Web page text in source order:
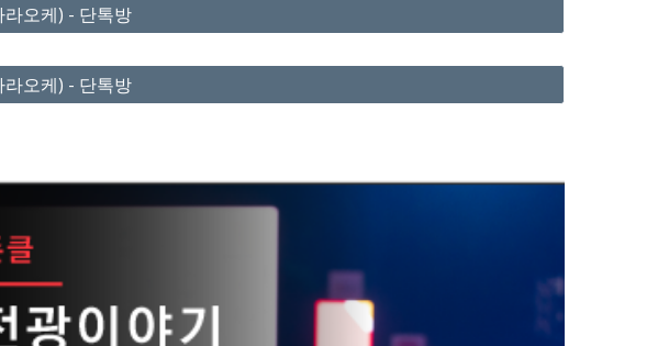
오케) - 단톡방
오케) - 단톡방